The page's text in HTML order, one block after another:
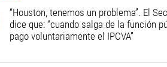
“Houston, tenemos un problema”. El
dice que: “cuando salga de la función
pago voluntariamente el IPCVA”